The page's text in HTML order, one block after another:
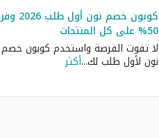
كوبون خصم نون أول طلب 2026 وفر
50% على كل المنتجات
لا تفوت الفرصة واستخدم كوبون خصم
نون لأول طلب لك...أكثر